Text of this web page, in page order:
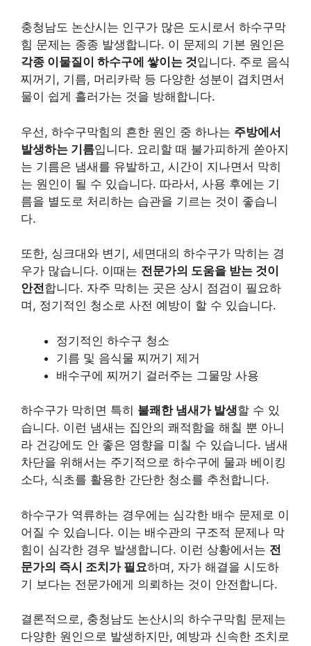
충청남도 논산시는 인구가 많은 도시로서 하수구막
힘 문제는 종종 발생합니다. 이 문제의 기본 원인은
각종 이물질이 하수구에 쌓이는 것입니다. 주로 음식
찌꺼기, 기름, 머리카락 등 다양한 성분이 겹치면서
물이 쉽게 흘러가는 것을 방해합니다.
우선, 하수구막힘의 흔한 원인 중 하나는 주방에서
발생하는 기름입니다. 요리할 때 불가피하게 쏟아지
는 기름은 냄새를 유발하고, 시간이 지나면서 막히
는 원인이 될 수 있습니다. 따라서, 사용 후에는 기
름을 별도로 처리하는 습관을 기르는 것이 좋습니
다.
또한, 싱크대와 변기, 세면대의 하수구가 막히는 경
우가 많습니다. 이때는 전문가의 도움을 받는 것이
안전합니다. 자주 막히는 곳은 상시 점검이 필요하
며, 정기적인 청소로 사전 예방이 할 수 있습니다.
정기적인 하수구 청소
기름 및 음식물 찌꺼기 제거
배수구에 찌꺼기 걸러주는 그물망 사용
하수구가 막히면 특히 불쾌한 냄새가 발생할 수 있
습니다. 이런 냄새는 집안의 쾌적함을 해칠 뿐 아니
라 건강에도 안 좋은 영향을 미칠 수 있습니다. 냄새
차단을 위해서는 주기적으로 하수구에 물과 베이킹
소다, 식초를 활용한 간단한 청소를 추천합니다.
하수구가 역류하는 경우에는 심각한 배수 문제로 이
어질 수 있습니다. 이는 배수관의 구조적 문제나 막
힘이 심각한 경우 발생합니다. 이런 상황에서는 전
문가의 즉시 조치가 필요하며, 자가 해결을 시도하
기 보다는 전문가에게 의뢰하는 것이 안전합니다.
결론적으로, 충청남도 논산시의 하수구막힘 문제는
다양한 원인으로 발생하지만, 예방과 신속한 조치로